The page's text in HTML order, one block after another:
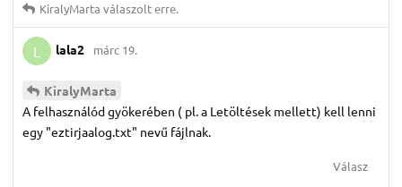
KiralyMarta válaszolt erre.
L lala2 márc 19.
KiralyMarta
A felhasználód gyökerében ( pl. a Letöltések mellett) kell lenni
egy "eztirjaalog.txt" nevű fájlnak.
Válasz